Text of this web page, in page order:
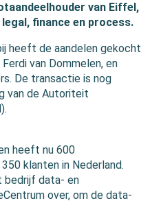
van Eiffel,
finance en process.
heeft de aandelen gekocht
van Dommelen, en
De transactie is nog
van de Autoriteit
heeft nu 600
klanten in Nederland.
bedrijf data- en
over, om de data-